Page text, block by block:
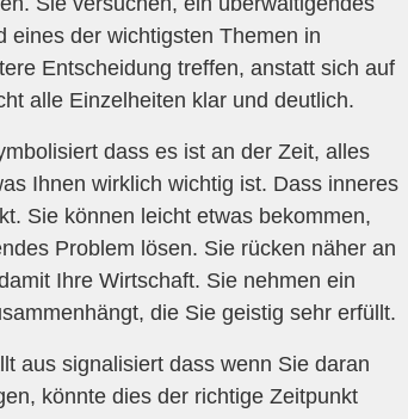
eines der wichtigsten Themen in
Entscheidung treffen, anstatt sich auf
alle Einzelheiten klar und deutlich.
dass es ist an der Zeit, alles
Ihnen wirklich wichtig ist. Dass inneres
Sie können leicht etwas bekommen,
Problem lösen. Sie rücken näher an
Ihre Wirtschaft. Sie nehmen ein
die Sie geistig sehr erfüllt.
aus signalisiert dass wenn Sie daran
könnte dies der richtige Zeitpunkt